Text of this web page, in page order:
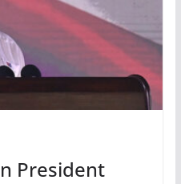
President